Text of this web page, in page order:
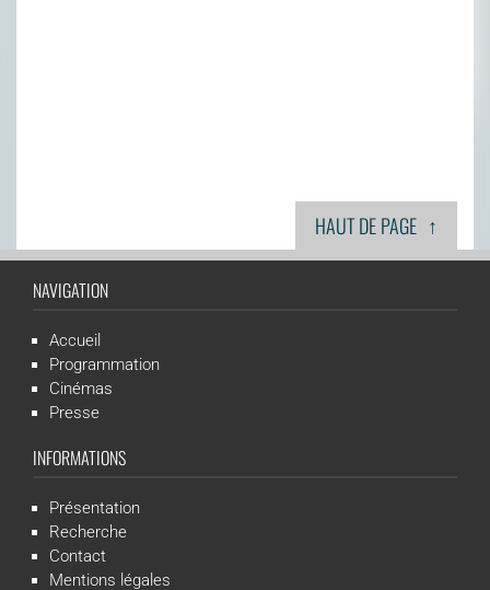
HAUT DE PAGE ↑
NAVIGATION
Accueil
Programmation
Cinémas
Presse
INFORMATIONS
Présentation
Recherche
Contact
Mentions légales